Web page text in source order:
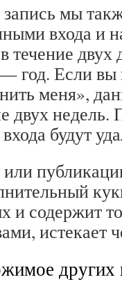
мы
входа и
течение двух
год. Если вы
меня»,
двух
будут
и содержит
истекает
других